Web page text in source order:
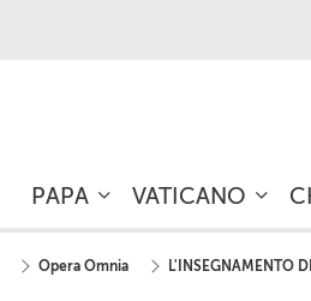
PAPA VATICANO
Opera Omnia L'INSEGNAMENTO